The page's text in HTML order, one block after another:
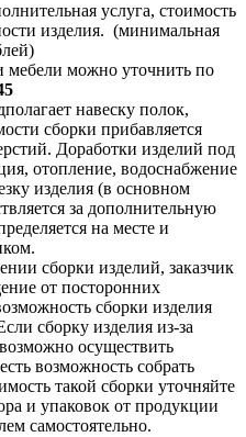
услуга, стоимость
изделия. (минимальная
мебели можно уточнить по
навеску полок,
сборки прибавляется
Доработки изделий под
отопление, водоснабжение
изделия (в основном
за дополнительную
на месте и
сборки изделий, заказчик
от посторонних
сборки изделия
сборку изделия из-за
осуществить
возможность собрать
такой сборки уточняйте
и упаковок от продукции
самостоятельно.